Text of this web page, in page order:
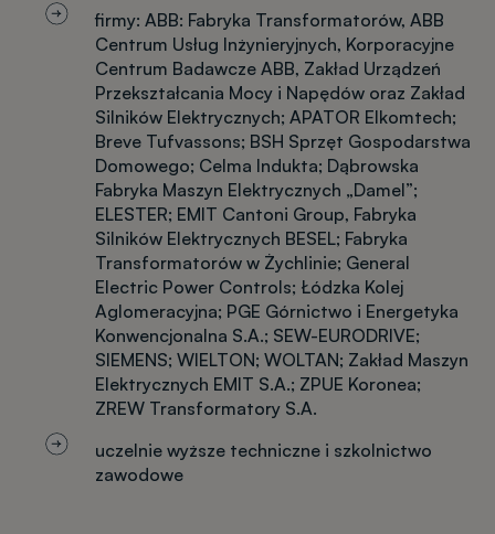
firmy: ABB: Fabryka Transformatorów, ABB
Centrum Usług Inżynieryjnych, Korporacyjne
Centrum Badawcze ABB, Zakład Urządzeń
Przekształcania Mocy i Napędów oraz Zakład
Silników Elektrycznych; APATOR Elkomtech;
Breve Tufvassons; BSH Sprzęt Gospodarstwa
Domowego; Celma Indukta; Dąbrowska
Fabryka Maszyn Elektrycznych „Damel”;
ELESTER; EMIT Cantoni Group, Fabryka
Silników Elektrycznych BESEL; Fabryka
Transformatorów w Żychlinie; General
Electric Power Controls; Łódzka Kolej
Aglomeracyjna; PGE Górnictwo i Energetyka
Konwencjonalna S.A.; SEW-EURODRIVE;
SIEMENS; WIELTON; WOLTAN; Zakład Maszyn
Elektrycznych EMIT S.A.; ZPUE Koronea;
ZREW Transformatory S.A.
uczelnie wyższe techniczne i szkolnictwo
zawodowe